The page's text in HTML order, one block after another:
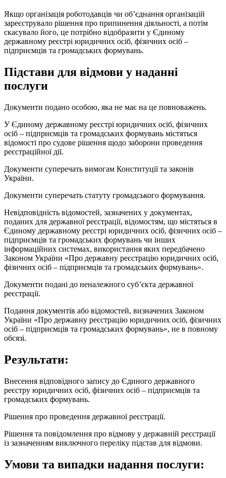
Якщо організація роботодавців чи об’єднання організацій
зареєструвало рішення про припинення діяльності, а потім
скасувало його, це потрібно відобразити у Єдиному
державному реєстрі юридичних осіб, фізичних осіб –
підприємців та громадських формувань.
Підстави для відмови у наданні
послуги
Документи подано особою, яка не має на це повноважень.
У Єдиному державному реєстрі юридичних осіб, фізичних
осіб – підприємців та громадських формувань містяться
відомості про судове рішення щодо заборони проведення
реєстраційної дії.
Документи суперечать вимогам Конституції та законів
України.
Документи суперечать статуту громадського формування.
Невідповідність відомостей, зазначених у документах,
поданих для державної реєстрації, відомостям, що містяться в
Єдиному державному реєстрі юридичних осіб, фізичних осіб –
підприємців та громадських формувань чи інших
інформаційних системах, використання яких передбачено
Законом України «Про державну реєстрацію юридичних осіб,
фізичних осіб – підприємців та громадських формувань».
Документи подані до неналежного суб’єкта державної
реєстрації.
Подання документів або відомостей, визначених Законом
України «Про державну реєстрацію юридичних осіб, фізичних
осіб – підприємців та громадських формувань», не в повному
обсязі.
Результати:
Внесення відповідного запису до Єдиного державного
реєстру юридичних осіб, фізичних осіб – підприємців та
громадських формувань.
Рішення про проведення державної реєстрації.
Рішення та повідомлення про відмову у державній реєстрації
із зазначенням виключного переліку підстав для відмови.
Умови та випадки надання послуги: